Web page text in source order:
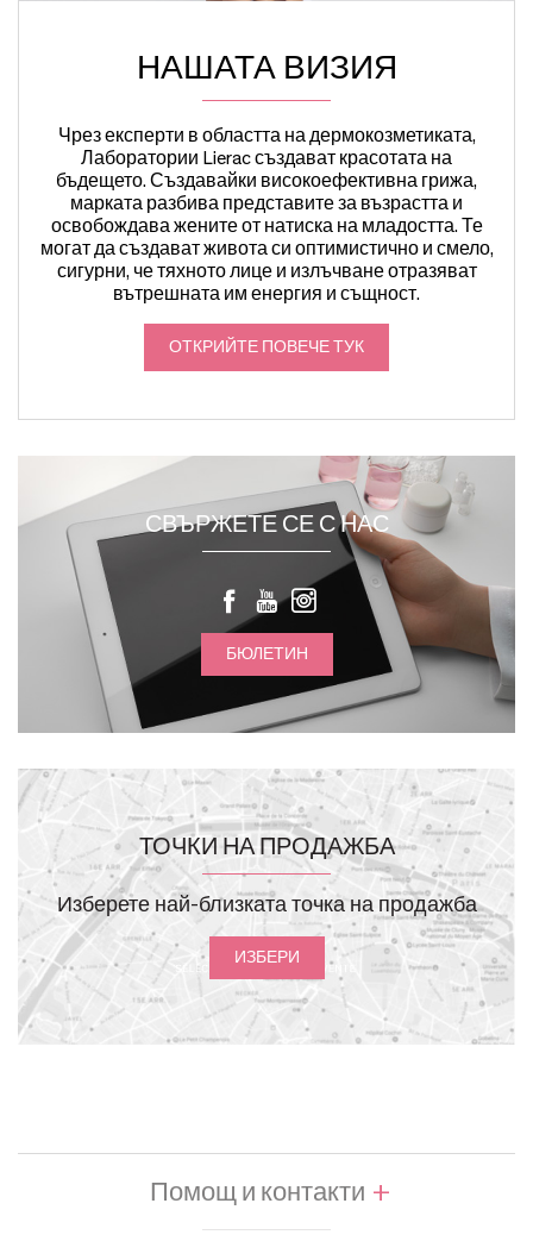
НАШАТА ВИЗИЯ
Чрез експерти в областта на дермокозметиката,
Лаборатории Lierac създават красотата на
бъдещето. Създавайки високоефективна грижа,
марката разбива представите за възрастта и
освобождава жените от натиска на младостта. Те
могат да създават живота си оптимистично и смело,
сигурни, че тяхното лице и излъчване отразяват
вътрешната им енергия и същност.
ОТКРИЙТЕ ПОВЕЧЕ ТУК
СВЪРЖЕТЕ СЕ С НАС
БЮЛЕТИН
ТОЧКИ НА ПРОДАЖБА
Изберете най-близката точка на продажба
ИЗБЕРИ
Помощ и контакти